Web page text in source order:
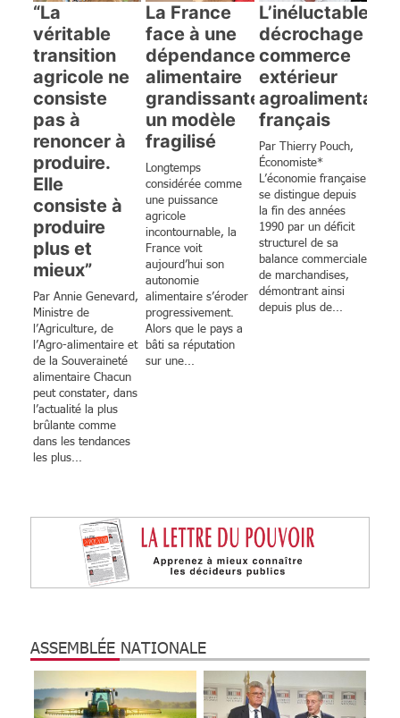
“La
véritable
transition
agricole ne
consiste
pas à
renoncer à
produire.
Elle
consiste à
produire
plus et
mieux”
Par Annie Genevard,
Ministre de
l’Agriculture, de
l’Agro-alimentaire et
de la Souveraineté
alimentaire Chacun
peut constater, dans
l’actualité la plus
brûlante comme
dans les tendances
les plus...
La France
face à une
dépendance
alimentaire
grandissante :
un modèle
fragilisé
Longtemps
considérée comme
une puissance
agricole
incontournable, la
France voit
aujourd’hui son
autonomie
alimentaire s’éroder
progressivement.
Alors que le pays a
bâti sa réputation
sur une...
L’inéluctable
décrochage du
commerce
extérieur
agroalimentaire
français
Par Thierry Pouch,
Économiste*
L’économie française
se distingue depuis
la fin des années
1990 par un déficit
structurel de sa
balance commerciale
de marchandises,
démontrant ainsi
depuis plus de...
ASSEMBLÉE NATIONALE